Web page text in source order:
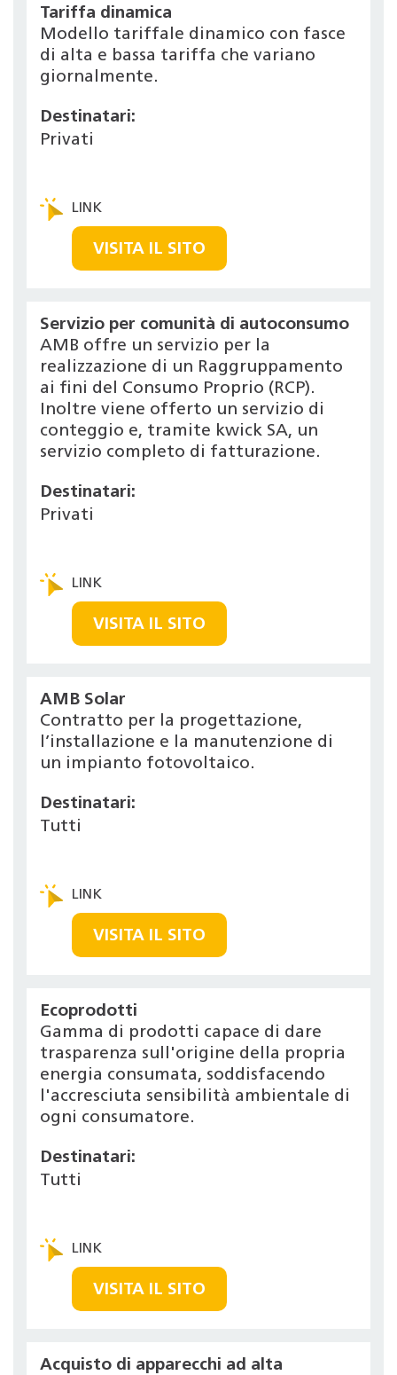
Tariffa dinamica
Modello tariffale dinamico con fasce
di alta e bassa tariffa che variano
giornalmente.
Destinatari:
Privati
VISITA IL SITO
Servizio per comunità di autoconsumo
AMB offre un servizio per la
realizzazione di un Raggruppamento
ai fini del Consumo Proprio (RCP).
Inoltre viene offerto un servizio di
conteggio e, tramite kwick SA, un
servizio completo di fatturazione.
Destinatari:
Privati
VISITA IL SITO
AMB Solar
Contratto per la progettazione,
l’installazione e la manutenzione di
un impianto fotovoltaico.
Destinatari:
Tutti
VISITA IL SITO
Ecoprodotti
Gamma di prodotti capace di dare
trasparenza sull'origine della propria
energia consumata, soddisfacendo
l'accresciuta sensibilità ambientale di
ogni consumatore.
Destinatari:
Tutti
VISITA IL SITO
Acquisto di apparecchi ad alta